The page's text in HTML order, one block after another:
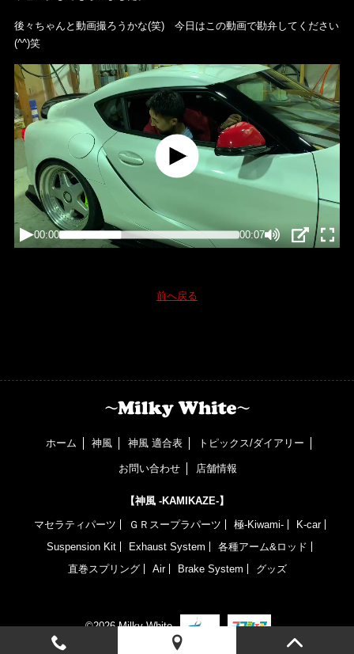
後々ちゃんと動画撮ろうかな(笑) 今日はこの動画で勘弁してください
(^^)笑
前へ戻る
ホーム 神風 神風 適合表 トピックス/ダイアリー
お問い合わせ 店舗情報
【神風 -KAMIKAZE-】
マセラティパーツ
ＧＲスープラパーツ 極-Kiwami-
K-car
Suspension Kit
Exhaust System
各種アーム&ロッド
直巻スプリング
Air Brake System グッズ
©2026 Milky White